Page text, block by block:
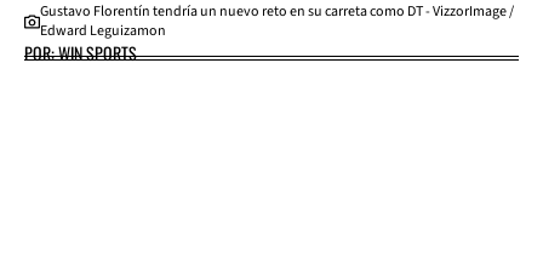
Gustavo Florentín tendría un nuevo reto en su carreta como DT - VizzorImage /
Edward Leguizamon
POR: WIN SPORTS